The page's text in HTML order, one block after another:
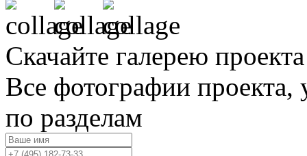
Скачайте галерею
Все фотографии проекта,
по разделам